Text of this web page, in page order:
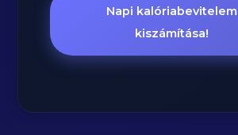
Napi kalóriabevitelem
kiszámítása!